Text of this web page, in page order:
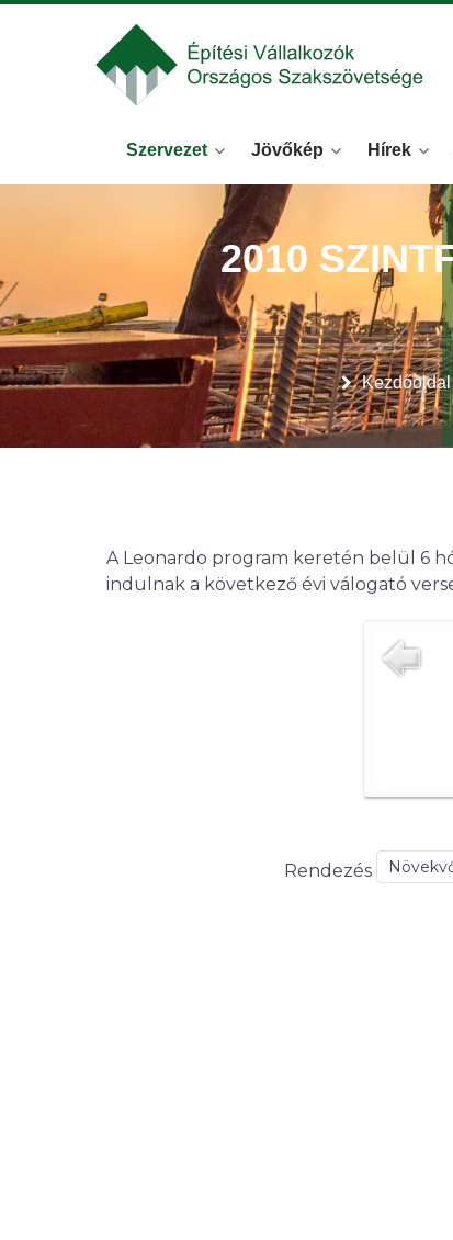
Szervezet Jövőkép Hírek
Kezdőoldal
2010
A Leonardo program keretén belül 6
indulnak a következő évi válogató
Rendezés